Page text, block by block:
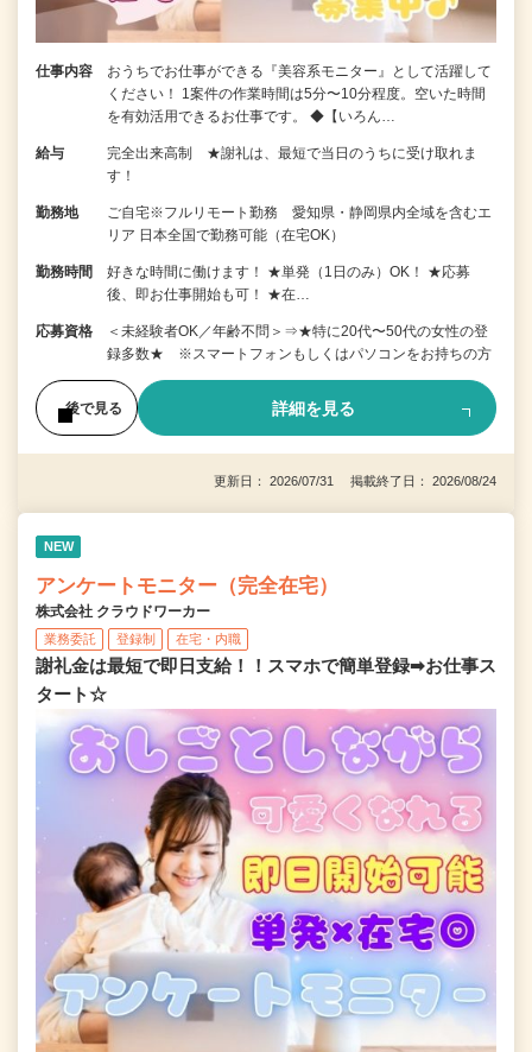
仕事内容
おうちでお仕事ができる『美容系モニター』として活躍して
ください！ 1案件の作業時間は5分〜10分程度。空いた時間
を有効活用できるお仕事です。 ◆【いろん…
給与
完全出来高制 ★謝礼は、最短で当日のうちに受け取れま
す！
勤務地
ご自宅※フルリモート勤務 愛知県・静岡県内全域を含むエ
リア 日本全国で勤務可能（在宅OK）
勤務時間
好きな時間に働けます！ ★単発（1日のみ）OK！ ★応募
後、即お仕事開始も可！ ★在…
応募資格
＜未経験者OK／年齢不問＞⇒★特に20代〜50代の女性の登
録多数★ ※スマートフォンもしくはパソコンをお持ちの方
後で見る 詳細を見る
更新日： 2026/07/31 掲載終了日： 2026/08/24
NEW
アンケートモニター（完全在宅）
株式会社 クラウドワーカー
業務委託 登録制 在宅・内職
謝礼金は最短で即日支給！！スマホで簡単登録➡お仕事ス
タート☆